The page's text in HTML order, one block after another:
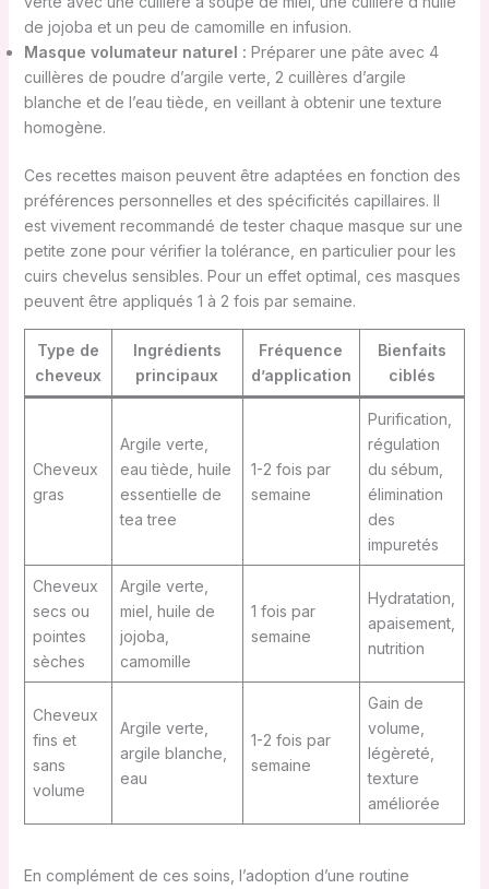
de jojoba et un peu de camomille en infusion.
Masque volumateur naturel : Préparer une pâte avec 4
cuillères de poudre d’argile verte, 2 cuillères d’argile
blanche et de l’eau tiède, en veillant à obtenir une texture
homogène.
Ces recettes maison peuvent être adaptées en fonction des
préférences personnelles et des spécificités capillaires. Il
est vivement recommandé de tester chaque masque sur une
petite zone pour vérifier la tolérance, en particulier pour les
cuirs chevelus sensibles. Pour un effet optimal, ces masques
peuvent être appliqués 1 à 2 fois par semaine.
Type de
cheveux
Ingrédients
principaux
Fréquence
d’application
Bienfaits
ciblés
Cheveux
gras
Argile verte,
eau tiède, huile
essentielle de
tea tree
1-2 fois par
semaine
Purification,
régulation
du sébum,
élimination
des
impuretés
Cheveux
secs ou
pointes
sèches
Argile verte,
miel, huile de
jojoba,
camomille
1 fois par
semaine
Hydratation,
apaisement,
nutrition
Cheveux
fins et
sans
volume
Argile verte,
argile blanche,
eau
1-2 fois par
semaine
Gain de
volume,
légèreté,
texture
améliorée
En complément de ces soins, l’adoption d’une routine